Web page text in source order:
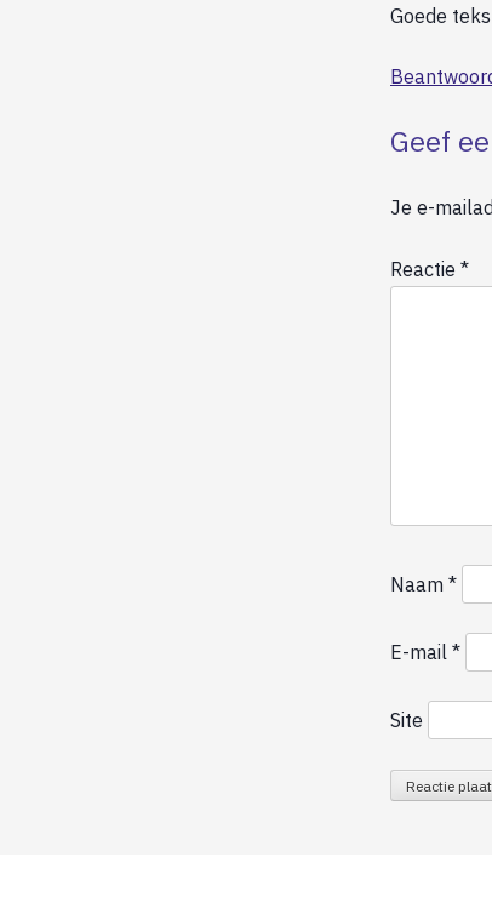
Goede
Geef
Je e-
Reactie *
Naam *
E-mail *
Site